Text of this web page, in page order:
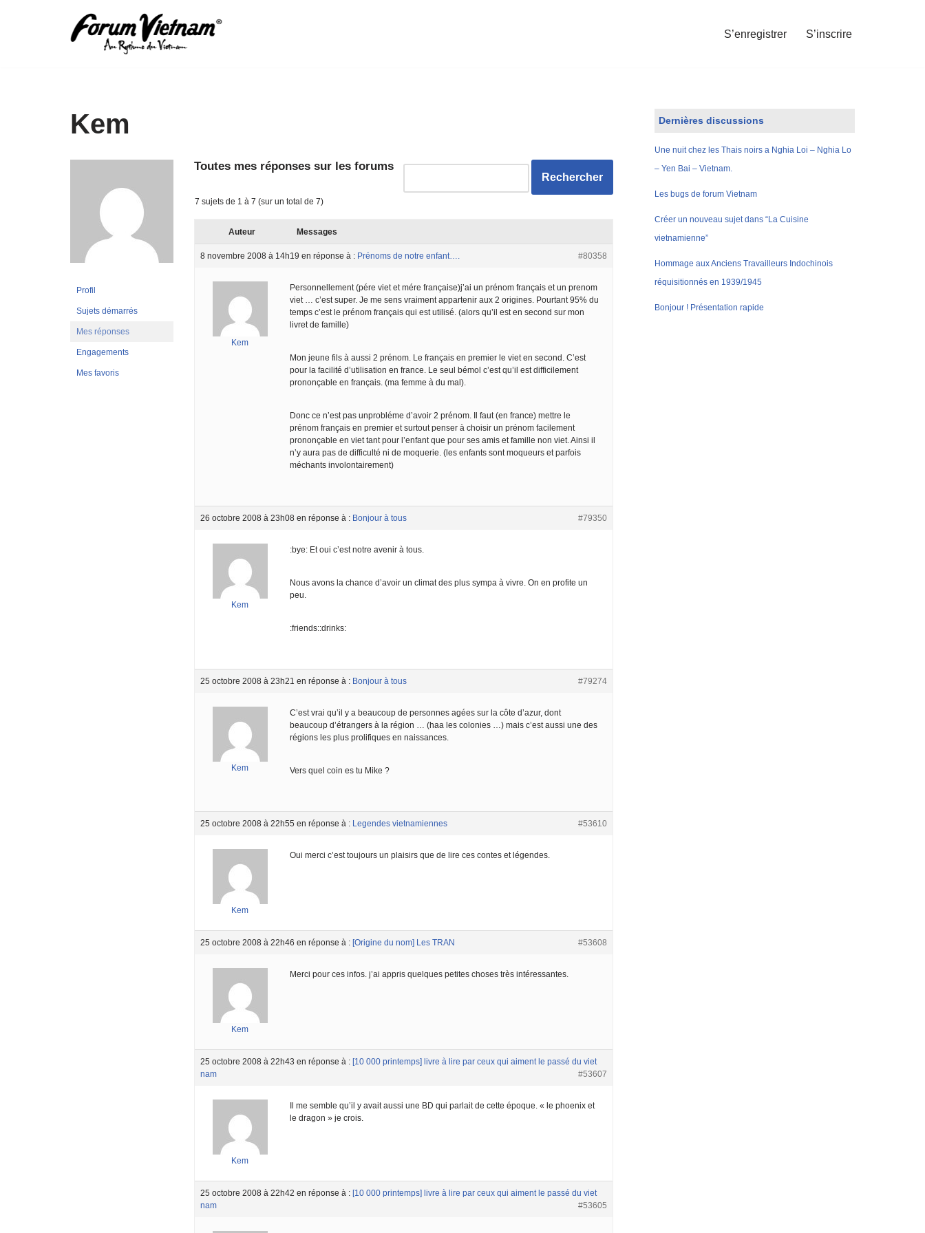
S’enregistrer S’inscrire
Kem
Profil
Sujets démarrés
Mes réponses
Engagements
Mes favoris
Toutes mes réponses sur les forums
7 sujets de 1 à 7 (sur un total de 7)
Auteur Messages
8 novembre 2008 à 14h19 en réponse à : Prénoms de notre enfant…. #80358
Kem
Personnellement (pére viet et mére française)j’ai un prénom français et un prenom
viet … c’est super. Je me sens vraiment appartenir aux 2 origines. Pourtant 95% du
temps c’est le prénom français qui est utilisé. (alors qu’il est en second sur mon
livret de famille)
Mon jeune fils à aussi 2 prénom. Le français en premier le viet en second. C’est
pour la facilité d’utilisation en france. Le seul bémol c’est qu’il est difficilement
prononçable en français. (ma femme à du mal).
Donc ce n’est pas unprobléme d’avoir 2 prénom. Il faut (en france) mettre le
prénom français en premier et surtout penser à choisir un prénom facilement
prononçable en viet tant pour l’enfant que pour ses amis et famille non viet. Ainsi il
n’y aura pas de difficulté ni de moquerie. (les enfants sont moqueurs et parfois
méchants involontairement)
26 octobre 2008 à 23h08 en réponse à : Bonjour à tous #79350
Kem
:bye: Et oui c’est notre avenir à tous.
Nous avons la chance d’avoir un climat des plus sympa à vivre. On en profite un
peu.
:friends::drinks:
25 octobre 2008 à 23h21 en réponse à : Bonjour à tous #79274
Kem
C’est vrai qu’il y a beaucoup de personnes agées sur la côte d’azur, dont
beaucoup d’étrangers à la région … (haa les colonies …) mais c’est aussi une des
régions les plus prolifiques en naissances.
Vers quel coin es tu Mike ?
25 octobre 2008 à 22h55 en réponse à : Legendes vietnamiennes #53610
Kem
Oui merci c’est toujours un plaisirs que de lire ces contes et légendes.
25 octobre 2008 à 22h46 en réponse à : [Origine du nom] Les TRAN #53608
Kem
Merci pour ces infos. j’ai appris quelques petites choses très intéressantes.
25 octobre 2008 à 22h43 en réponse à : [10 000 printemps] livre à lire par ceux qui aiment le passé du viet
nam
#53607
Kem
Il me semble qu’il y avait aussi une BD qui parlait de cette époque. « le phoenix et
le dragon » je crois.
25 octobre 2008 à 22h42 en réponse à : [10 000 printemps] livre à lire par ceux qui aiment le passé du viet
nam
#53605
Dernières discussions
Une nuit chez les Thais noirs a Nghia Loi – Nghia Lo
– Yen Bai – Vietnam.
Les bugs de forum Vietnam
Créer un nouveau sujet dans “La Cuisine
vietnamienne”
Hommage aux Anciens Travailleurs Indochinois
réquisitionnés en 1939/1945
Bonjour ! Présentation rapide